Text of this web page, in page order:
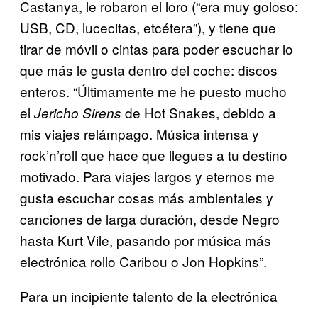
Castanya, le robaron el loro (“era muy goloso:
USB, CD, lucecitas, etcétera”), y tiene que
tirar de móvil o cintas para poder escuchar lo
que más le gusta dentro del coche: discos
enteros. “Últimamente me he puesto mucho
el Jericho Sirens de Hot Snakes, debido a
mis viajes relámpago. Música intensa y
rock’n’roll que hace que llegues a tu destino
motivado. Para viajes largos y eternos me
gusta escuchar cosas más ambientales y
canciones de larga duración, desde Negro
hasta Kurt Vile, pasando por música más
electrónica rollo Caribou o Jon Hopkins”.
Para un incipiente talento de la electrónica